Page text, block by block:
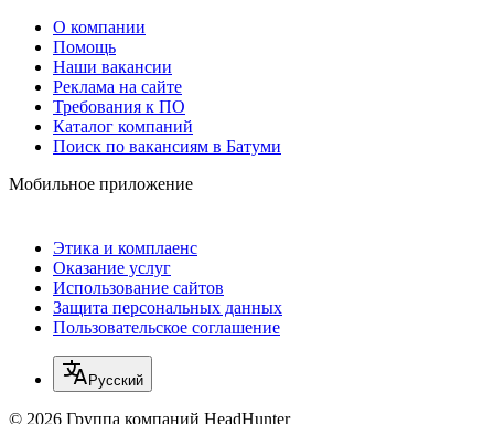
О компании
Помощь
Наши вакансии
Реклама на сайте
Требования к ПО
Каталог компаний
Поиск по вакансиям в Батуми
Мобильное приложение
Этика и комплаенс
Оказание услуг
Использование сайтов
Защита персональных данных
Пользовательское соглашение
Русский
© 2026 Группа компаний HeadHunter